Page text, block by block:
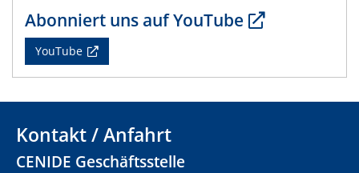
CENIDE Mitgliederversammlung
22.05.2024
Physikalisches Kolloquium
Physikalisches Kolloquium
Abonniert uns auf YouTube
YouTube
Kontakt / Anfahrt
CENIDE Geschäftsstelle